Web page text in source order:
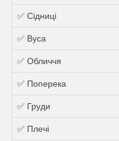
✅ Сідниці
✅ Вуса
✅ Обличчя
✅ Поперека
✅ Груди
✅ Плечі